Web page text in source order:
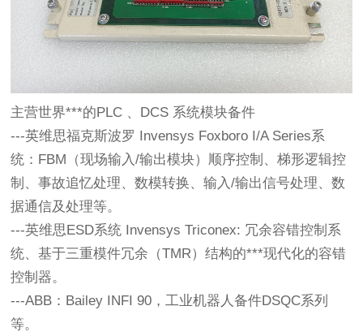
主营世界***的PLC 、DCS 系统模块备件
---英维思福克斯波罗 Invensys Foxboro I/A Series系
统：FBM（现场输入/输出模块）顺序控制、梯形逻辑控
制、事故追忆处理、数模转换、输入/输出信号处理、数
据通信及处理等。
---英维思ESD系统 Invensys Triconex: 冗余容错控制系
统、基于三重模件冗余（TMR）结构的***现代化的容错
控制器。
---ABB：Bailey INFI 90，工业机器人备件DSQC系列
等。